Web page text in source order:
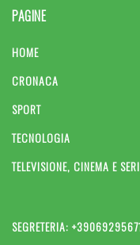
PAGINE
HOME
CRONACA
SPORT
TECNOLOGIA
TELEVISIONE, CINEMA E
SEGRETERIA: